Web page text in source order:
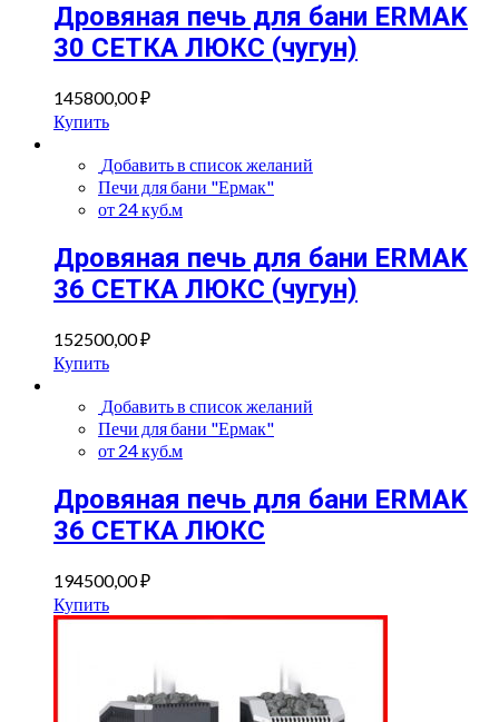
Дровяная печь для бани ERMAK
30 СЕТКА ЛЮКС (чугун)
145800,00₽
Купить
Добавить в список желаний
Печи для бани "Ермак"
от 24 куб.м
Дровяная печь для бани ERMAK
36 СЕТКА ЛЮКС (чугун)
152500,00₽
Купить
Добавить в список желаний
Печи для бани "Ермак"
от 24 куб.м
Дровяная печь для бани ERMAK
36 СЕТКА ЛЮКС
194500,00₽
Купить